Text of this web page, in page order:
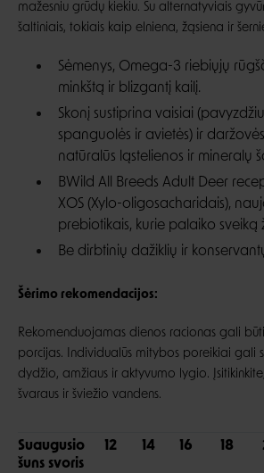
mažesniu grūdų kiekiu. Su alternatyviais
šaltiniais, tokiais kaip elniena, žąsiena ir
Sėmenys, Omega-3 riebiųjų
minkštą ir blizgantį kailį.
Skonį sustiprina vaisiai
spanguolės ir avietės) ir
natūralūs ląstelienos ir mineralų
BWild All Breeds Adult Deer
XOS (Xylo-oligosacharidais),
prebiotikais, kurie palaiko sveiką
Be dirbtinių dažiklių ir
Šėrimo rekomendacijos:
Rekomenduojamas dienos racionas gali
porcijas. Individualūs mitybos poreikiai gali
dydžio, amžiaus ir aktyvumo lygio.
švaraus ir šviežio vandens.
Suaugusio
šuns svoris
12 14 16 18